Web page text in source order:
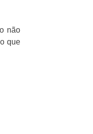
não
que